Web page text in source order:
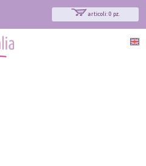
articoli: 0 pz.